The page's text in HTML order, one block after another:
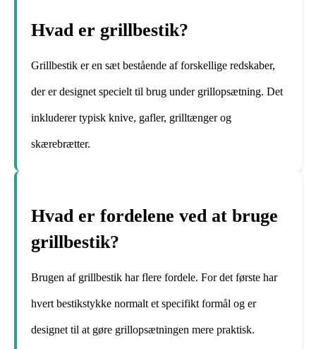
Hvad er grillbestik?
Grillbestik er en sæt bestående af forskellige redskaber,
der er designet specielt til brug under grillopsætning. Det
inkluderer typisk knive, gafler, grilltænger og
skærebrætter.
Hvad er fordelene ved at bruge
grillbestik?
Brugen af grillbestik har flere fordele. For det første har
hvert bestikstykke normalt et specifikt formål og er
designet til at gøre grillopsætningen mere praktisk.